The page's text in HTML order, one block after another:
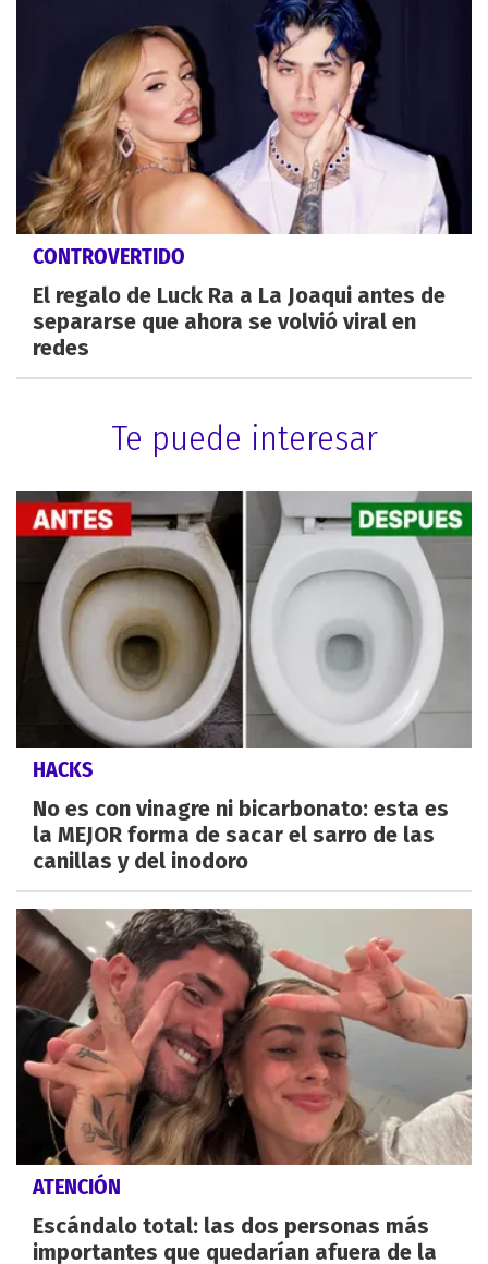
CONTROVERTIDO
El regalo de Luck Ra a La Joaqui antes de
separarse que ahora se volvió viral en
redes
Te puede interesar
HACKS
No es con vinagre ni bicarbonato: esta es
la MEJOR forma de sacar el sarro de las
canillas y del inodoro
ATENCIÓN
Escándalo total: las dos personas más
importantes que quedarían afuera de la